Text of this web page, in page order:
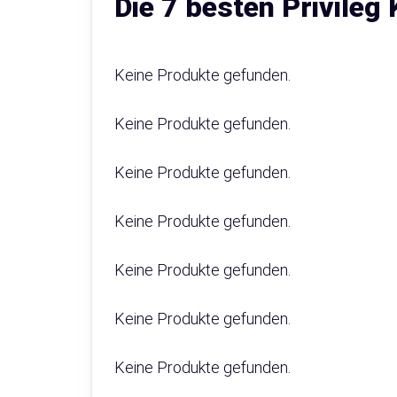
Die 7 besten
Keine Produkte gefunden.
Keine Produkte gefunden.
Keine Produkte gefunden.
Keine Produkte gefunden.
Keine Produkte gefunden.
Keine Produkte gefunden.
Keine Produkte gefunden.